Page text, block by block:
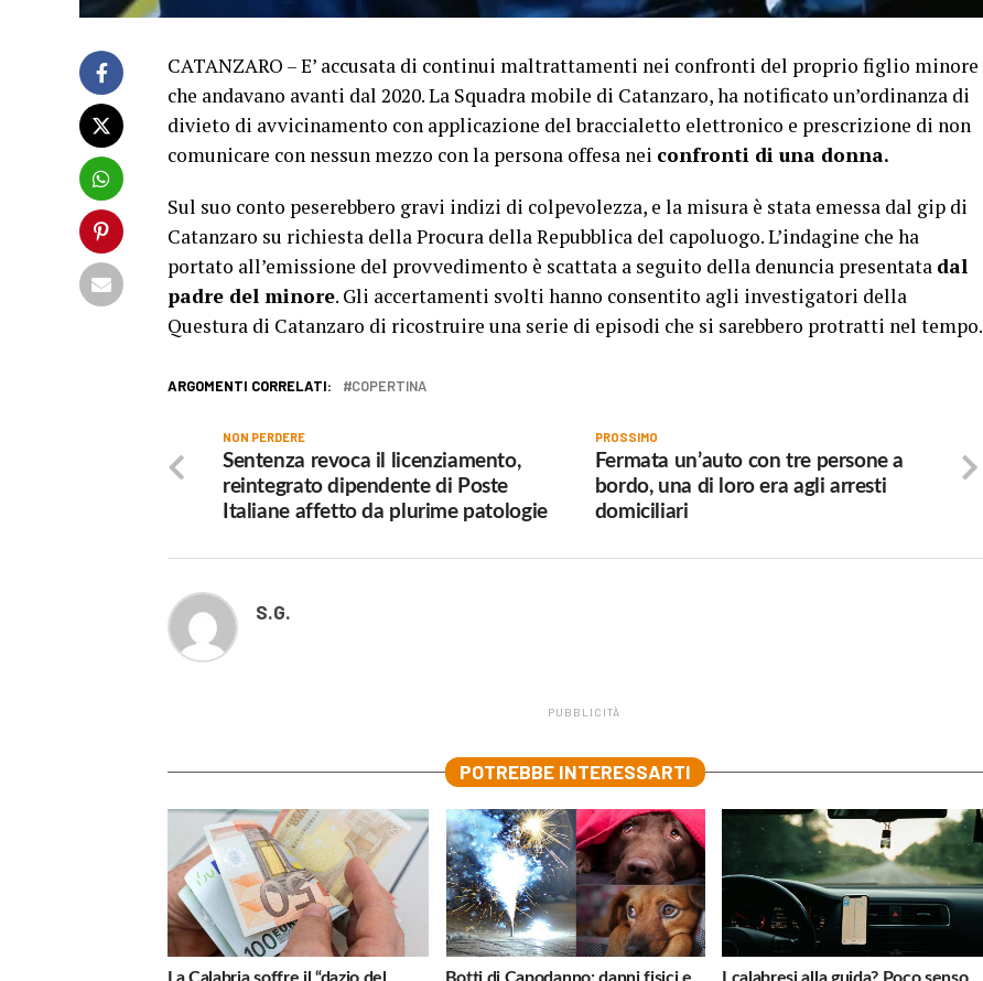
CATANZARO – E’ accusata di continui maltrattamenti nei confronti del proprio figlio minore
che andavano avanti dal 2020. La Squadra mobile di Catanzaro, ha notificato un’ordinanza di
divieto di avvicinamento con applicazione del braccialetto elettronico e prescrizione di non
comunicare con nessun mezzo con la persona offesa nei confronti di una donna.
Sul suo conto peserebbero gravi indizi di colpevolezza, e la misura è stata emessa dal gip di
Catanzaro su richiesta della Procura della Repubblica del capoluogo. L’indagine che ha
portato all’emissione del provvedimento è scattata a seguito della denuncia presentata dal
padre del minore. Gli accertamenti svolti hanno consentito agli investigatori della
Questura di Catanzaro di ricostruire una serie di episodi che si sarebbero protratti nel tempo.
ARGOMENTI CORRELATI: COPERTINA
PROSSIMO
Fermata un’auto con tre persone a
bordo, una di loro era agli arresti
domiciliari
NON PERDERE
Sentenza revoca il licenziamento,
reintegrato dipendente di Poste
Italiane affetto da plurime patologie
S.G.
PUBBLICITÀ
POTREBBE INTERESSARTI
La Calabria soffre il “dazio del
Botti di Capodanno: danni fisici e
I calabresi alla guida? Poco senso